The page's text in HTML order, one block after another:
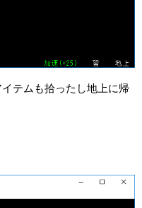
テムも拾ったし地上に帰